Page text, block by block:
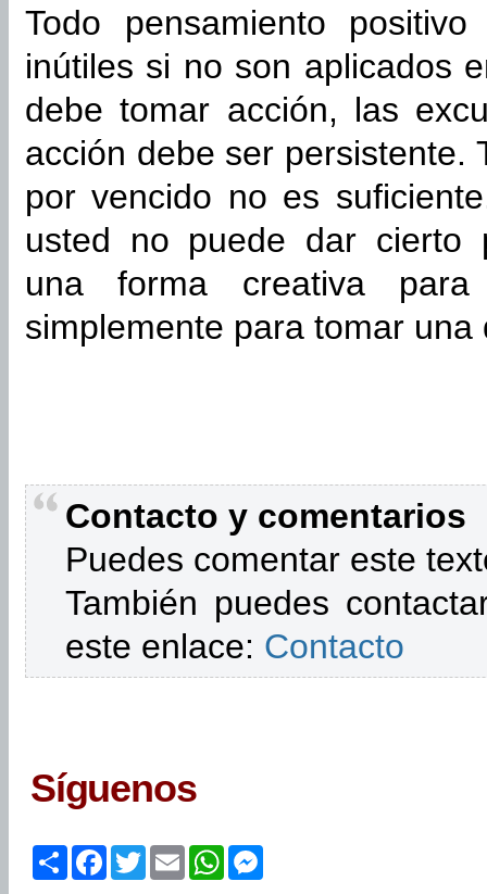
Todo pensamiento
inútiles si no son aplicados
debe tomar acción, las
acción debe ser persistente.
por vencido no es
usted no puede dar cierto
una forma creativa
simplemente para tomar una
Contacto y comentarios
Puedes comentar este
También puedes
este enlace: Contacto
Síguenos
ShareFacebook
TwitterEmailWhatsApp